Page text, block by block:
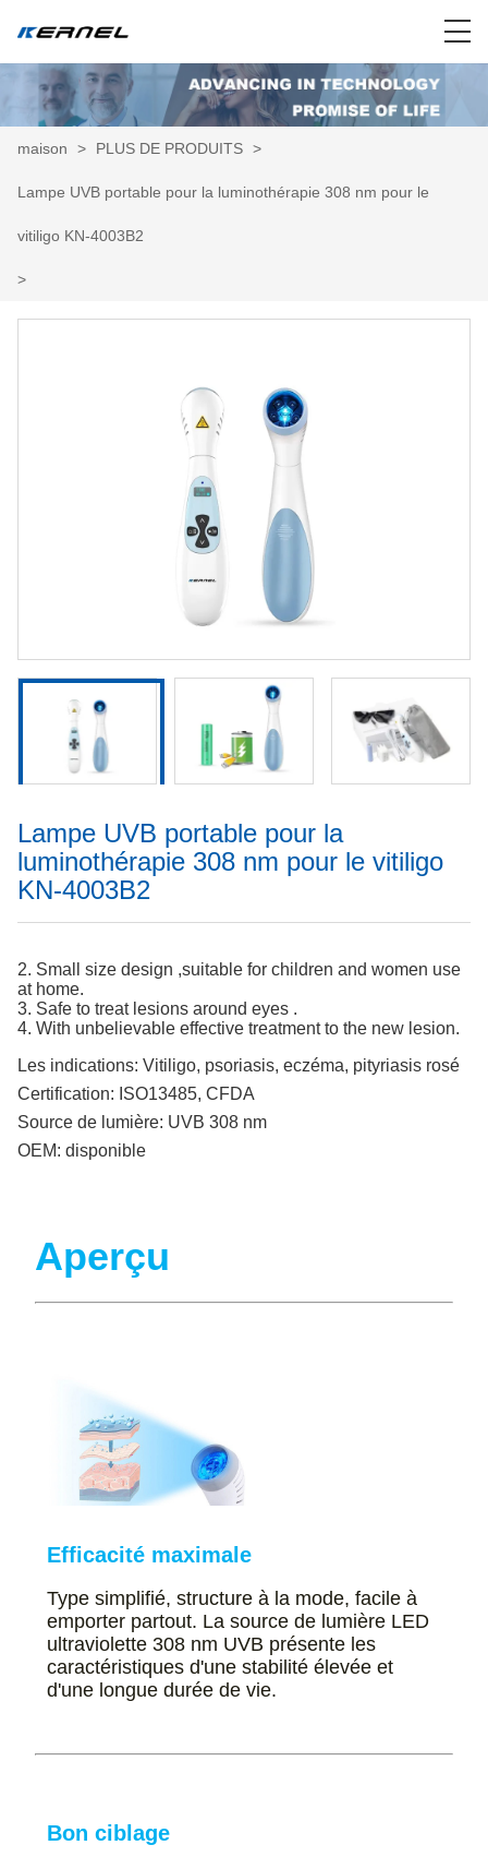
maison > PLUS DE PRODUITS >
Lampe UVB portable pour la luminothérapie 308 nm pour le
vitiligo KN-4003B2
>
Lampe UVB portable pour la
luminothérapie 308 nm pour le vitiligo
KN-4003B2
2. Small size design ,suitable for children and women use
at home.
3. Safe to treat lesions around eyes .
4. With unbelievable effective treatment to the new lesion.
Les indications: Vitiligo, psoriasis, eczéma, pityriasis rosé
Certification: ISO13485, CFDA
Source de lumière: UVB 308 nm
OEM: disponible
Aperçu
Efficacité maximale
Type simplifié, structure à la mode, facile à
emporter partout. La source de lumière LED
ultraviolette 308 nm UVB présente les
caractéristiques d'une stabilité élevée et
d'une longue durée de vie.
Bon ciblage